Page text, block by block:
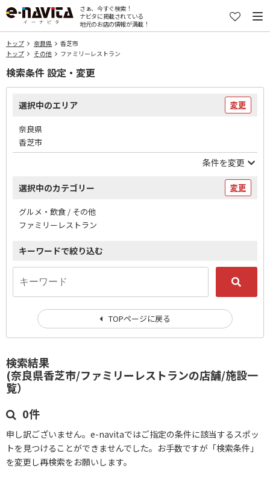
さぁ、今すぐ検索！
ナビタに掲載されている
地元のお店の情報が満載！
トップ 奈良県
香芝市
トップ
その他 ファミリーレストラン
検索結果
(奈良県香芝市/ファミリーレストランの店舗/施設一
覧）
0件
申し訳ございません。e-navitaではご指定の条件に該当するスポッ
トを見つけることができませんでした。お手数ですが「検索条件」
を変更し再検索をお願いします。
検索条件 設定・変更
選択中のエリア 変更
奈良県
香芝市
条件を変更
選択中のカテゴリー 変更
グルメ・飲食 / その他
ファミリーレストラン
キーワードで絞り込む
TOPページに戻る